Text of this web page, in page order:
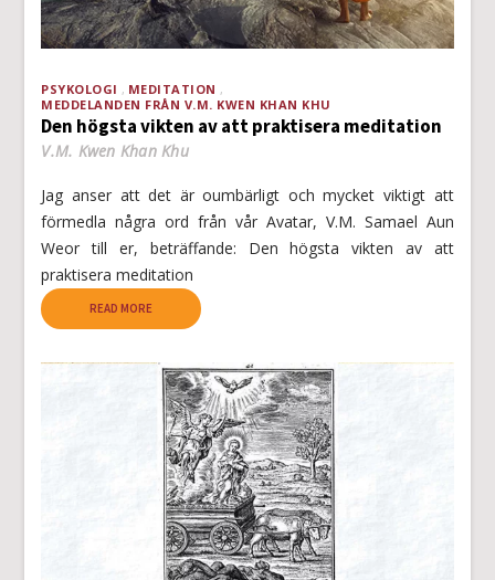
PSYKOLOGI
MEDITATION
MEDDELANDEN FRÅN V.M. KWEN KHAN KHU
Den högsta vikten av att praktisera meditation
V.M. Kwen Khan Khu
Jag anser att det är oumbärligt och mycket viktigt att
förmedla några ord från vår Avatar, V.M. Samael Aun
Weor till er, beträffande: Den högsta vikten av att
praktisera meditation
READ MORE